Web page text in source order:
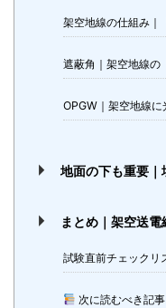
架空地線の仕組み｜
遮蔽角｜架空地線の
OPGW｜架空地線
地面の下も重要｜
まとめ｜架空送
試験直前チェックリ
次に読むべき記事